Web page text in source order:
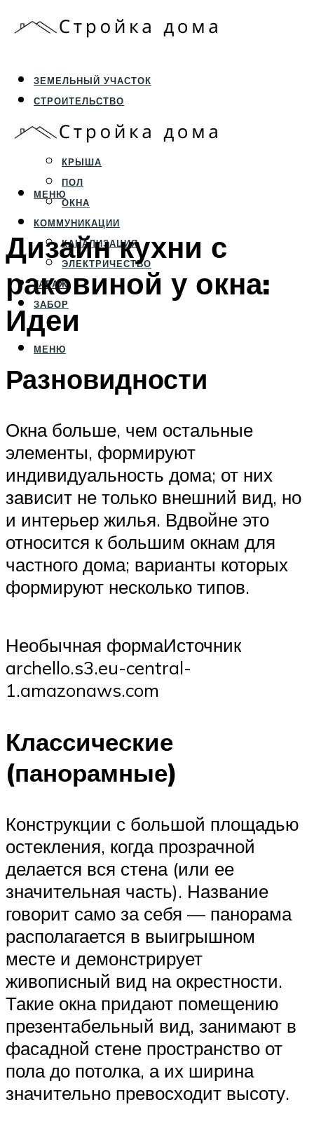
ЗЕМЕЛЬНЫЙ УЧАСТОК
СТРОИТЕЛЬСТВО
ФУНДАМЕНТ И ЦОКОЛЬ
ПЕРЕКРЫТИЯ И СТЕНЫ
КРЫША
ПОЛ
ОКНА
КОММУНИКАЦИИ
КАНАЛИЗАЦИЯ
ЭЛЕКТРИЧЕСТВО
ГАРАЖ
ЗАБОР
МЕНЮ
МЕНЮ
Дизайн кухни с
раковиной у окна:
Идеи
Разновидности
Окна больше, чем остальные
элементы, формируют
индивидуальность дома; от них
зависит не только внешний вид, но
и интерьер жилья. Вдвойне это
относится к большим окнам для
частного дома; варианты которых
формируют несколько типов.
Необычная формаИсточник
archello.s3.eu-central-
1.amazonaws.com
Классические
(панорамные)
Конструкции с большой площадью
остекления, когда прозрачной
делается вся стена (или ее
значительная часть). Название
говорит само за себя — панорама
располагается в выигрышном
месте и демонстрирует
живописный вид на окрестности.
Такие окна придают помещению
презентабельный вид, занимают в
фасадной стене пространство от
пола до потолка, а их ширина
значительно превосходит высоту.